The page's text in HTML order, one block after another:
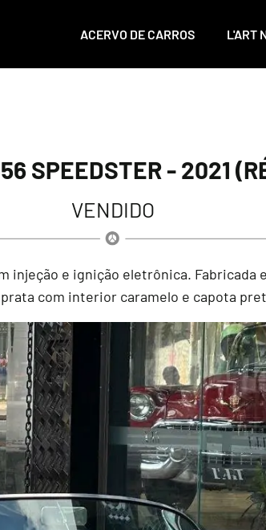
ACERVO DE CARROS L'ART
SPEEDSTER - 2021
VENDIDO
injeção e ignição eletrônica. Fabricada
com interior caramelo e capota